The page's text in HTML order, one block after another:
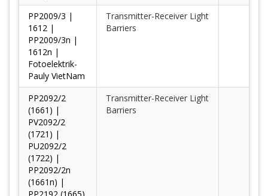
PP2009/3 |
1612 |
PP2009/3n |
1612n |
Fotoelektrik-
Pauly VietNam
Transmitter-Receiver Light
Barriers
PP2092/2
(1661) |
PV2092/2
(1721) |
PU2092/2
(1722) |
PP2092/2n
(1661n) |
Transmitter-Receiver Light
Barriers